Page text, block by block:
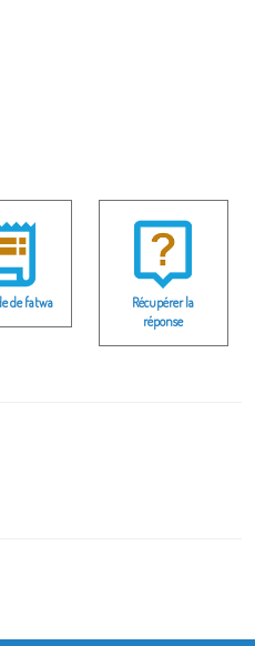
de fatwa
Récupérer la
réponse